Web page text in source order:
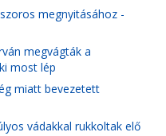
megnyitásához -
megvágták a
most lép
miatt bevezetett
vádakkal rukkoltak elő